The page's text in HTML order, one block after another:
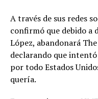
A través de sus redes
confirmó que debido a
López, abandonará
declarando que
por todo Estados
quería.